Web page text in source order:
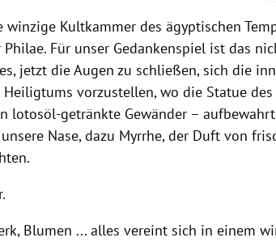
Kultkammer des ägyptischen
Für unser Gedankenspiel ist das
jetzt die Augen zu schließen, sich die
vorzustellen, wo die Statue des
lotosöl-getränkte Gewänder –
Nase, dazu Myrrhe, der Duft von
Blumen ... alles vereint sich in einem